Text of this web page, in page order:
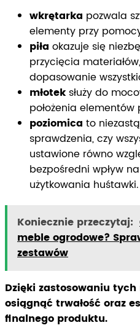
wkrętarka pozwala
elementy przy
piła okazuje się
przycięcia
dopasowanie
młotek służy do
położenia elementów
poziomica to
sprawdzenia, czy
ustawione równo
bezpośredni wpływ
użytkowania huśtawki.
Koniecznie przeczytaj:
meble ogrodowe?
zestawów
Dzięki zastosowaniu tych
osiągnąć trwałość oraz
finalnego produktu.